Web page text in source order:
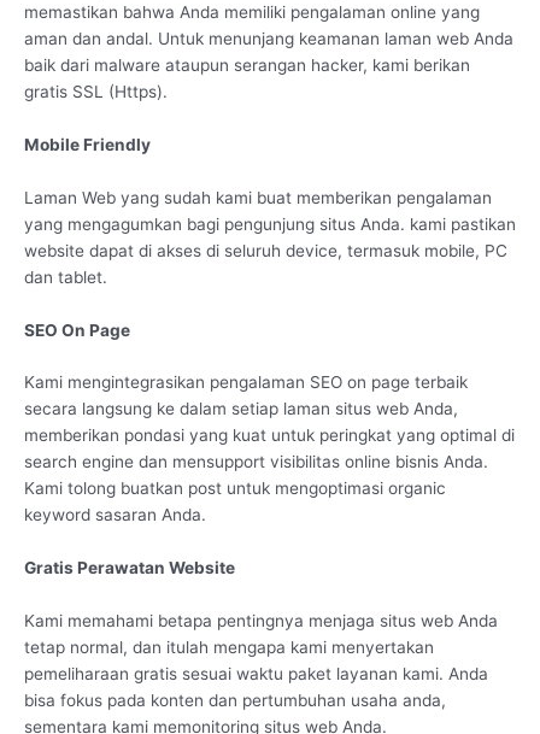
memastikan bahwa Anda memiliki pengalaman online yang
aman dan andal. Untuk menunjang keamanan laman web Anda
baik dari malware ataupun serangan hacker, kami berikan
gratis SSL (Https).
Mobile Friendly
Laman Web yang sudah kami buat memberikan pengalaman
yang mengagumkan bagi pengunjung situs Anda. kami pastikan
website dapat di akses di seluruh device, termasuk mobile, PC
dan tablet.
SEO On Page
Kami mengintegrasikan pengalaman SEO on page terbaik
secara langsung ke dalam setiap laman situs web Anda,
memberikan pondasi yang kuat untuk peringkat yang optimal di
search engine dan mensupport visibilitas online bisnis Anda.
Kami tolong buatkan post untuk mengoptimasi organic
keyword sasaran Anda.
Gratis Perawatan Website
Kami memahami betapa pentingnya menjaga situs web Anda
tetap normal, dan itulah mengapa kami menyertakan
pemeliharaan gratis sesuai waktu paket layanan kami. Anda
bisa fokus pada konten dan pertumbuhan usaha anda,
sementara kami memonitoring situs web Anda.